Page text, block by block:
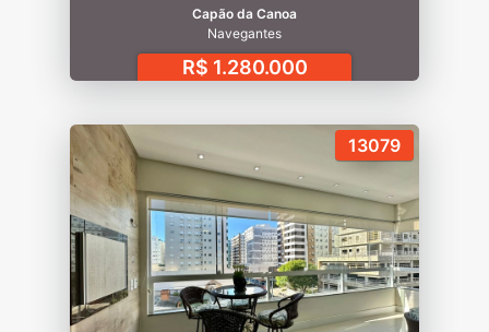
Capão da Canoa
Navegantes
R$ 1.280.000
13079